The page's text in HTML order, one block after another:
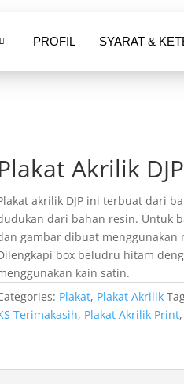
PROFIL SYARAT &
Plakat Akrilik DJP
akrilik DJP ini terbuat dari
dari bahan resin. Untuk
gambar dibuat menggunakan
box beludru hitam
kain satin.
Plakat, Plakat Akrilik
Terimakasih, Plakat Akrilik Print,